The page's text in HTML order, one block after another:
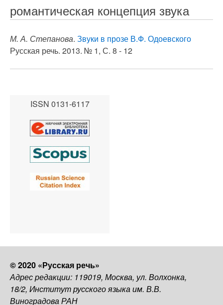
here:
романтическая концепция звука
М. А. Степанова. Звуки в прозе В.Ф. Одоевского
Русская речь. 2013. № 1, С. 8 - 12
ISSN 0131-6117
© 2020 «Русская речь»
Адрес редакции: 119019, Москва, ул. Волхонка,
18/2, Институт русского языка им. В.В.
Виноградова РАН